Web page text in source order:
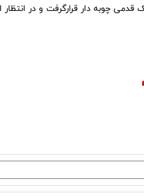
چوبه دار قرارگرفت و در